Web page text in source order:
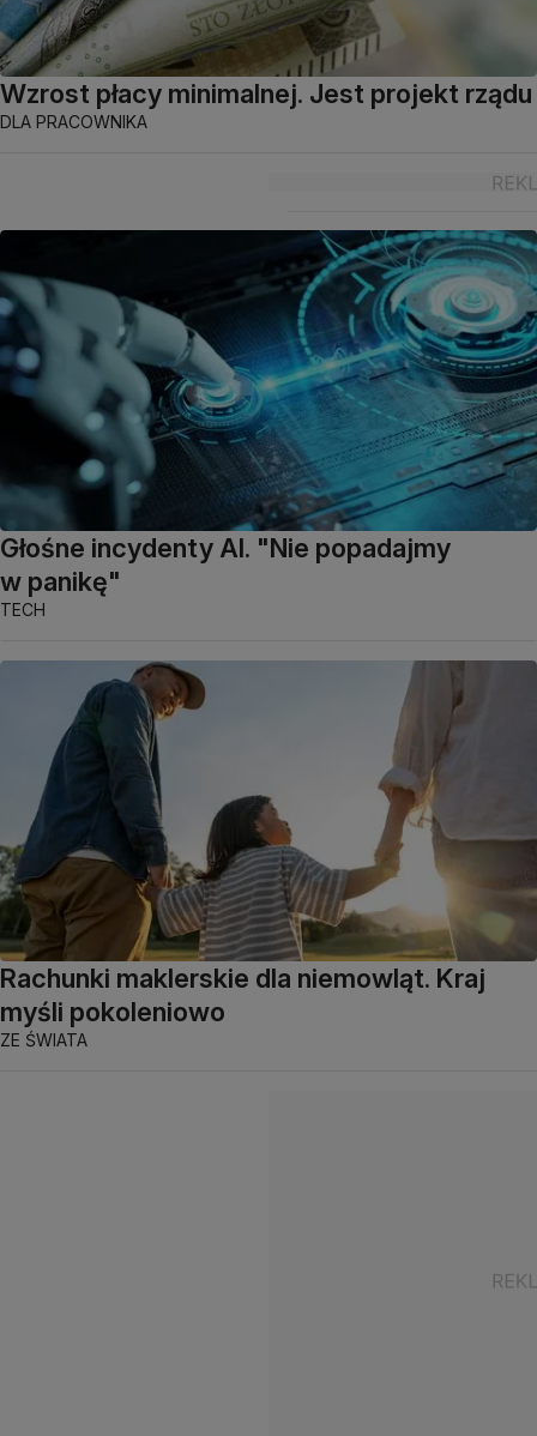
Wzrost płacy minimalnej. Jest projekt rządu
DLA PRACOWNIKA
Głośne incydenty AI. "Nie popadajmy
w panikę"
TECH
Rachunki maklerskie dla niemowląt. Kraj
myśli pokoleniowo
ZE ŚWIATA